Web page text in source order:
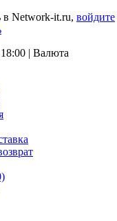
в Network-it.ru, войдите
| Валюта